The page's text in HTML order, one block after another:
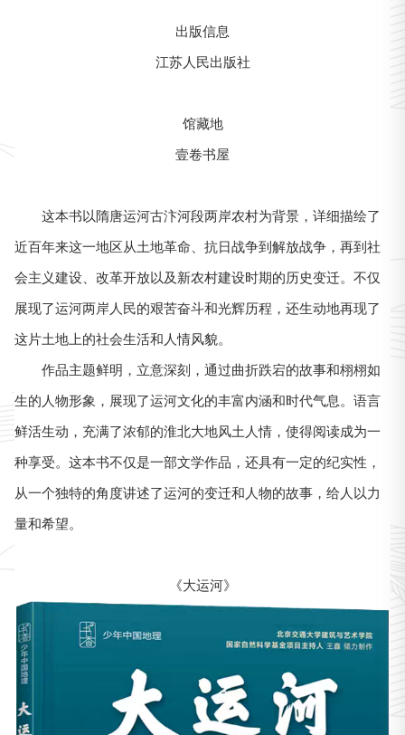
出版信息
江苏人民出版社
馆藏地
壹卷书屋
这本书以隋唐运河古汴河段两岸农村为背景，详细描绘了
近百年来这一地区从土地革命、抗日战争到解放战争，再到社
会主义建设、改革开放以及新农村建设时期的历史变迁。不仅
展现了运河两岸人民的艰苦奋斗和光辉历程，还生动地再现了
这片土地上的社会生活和人情风貌。
作品主题鲜明，立意深刻，通过曲折跌宕的故事和栩栩如
生的人物形象，展现了运河文化的丰富内涵和时代气息。语言
鲜活生动，充满了浓郁的淮北大地风土人情，使得阅读成为一
种享受。这本书不仅是一部文学作品，还具有一定的纪实性，
从一个独特的角度讲述了运河的变迁和人物的故事，给人以力
量和希望。
《大运河》